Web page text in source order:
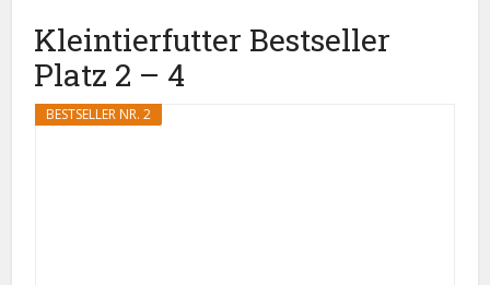
Kleintierfutter Bestseller
Platz 2 – 4
BESTSELLER NR. 2